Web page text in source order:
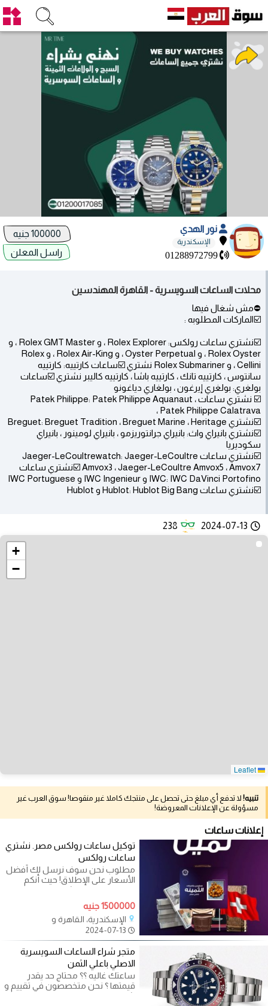
نور الهدي
الإسكندرية
01288972799
راسل المعلن
محلات الساعات السويسرية - القاهرة المهندسين
⛔مش شغال فيها
☑️الماركات المطلوبه :
☑️نشتري ساعات رولكس: Rolex Explorer ، و Rolex GMT Master ، و
Rolex Oyster ، و Oyster Perpetual ، و Rolex Air-King ، و Rolex
Cellini ، و Rolex Submariner نشتري ☑️ساعات كارتييه: كارتييه
سانتوس ، كارتييه تانك ، كارتييه باشا ، كارتييه كاليبر نشتري ☑️ساعات
بولغري: بولغري إيرغون ، بولغاري دياغونو
☑️ نشتري ساعات Patek Philippe: Patek Philippe Aquanaut ،
Patek Philippe Calatrava ،
☑️نشتري Breguet: Breguet Tradition ، Breguet Marine ، Heritage
☑️نشتري بانيراي واث: بانيراي جرانتوريزمو ، بانيراي لومينور ، بانيراي
سكوديريا
☑️نشتري ساعات Jaeger-LeCoultrewatch: Jaeger-LeCoultre
Amvox3 ، Jaeger-LeCoultre Amvox5 ، Amvox7 ☑️نشتري ساعات
IWC: IWC DaVinci Portofino و IWC Ingenieur و IWC Portuguese
☑️نشتري ساعات Hublot: Hublot Big Bang و Hublot
2024-07-13
238
+
−
تنبيه! لا تدفع أي مبلغ حتى تحصل على منتجك كاملا غير منقوصا! سوق العرب غير
مسؤولة عن الإعلانات المعروضة!
إعلانات ساعات
توكيل ساعات رولكس مصر. نشتري
ساعات رولكس
مطلوب نحن سوف نرسل لك أفضل
الأسعار على الإطلاق! حيث أنكم
ستقومون ببيع وشراء من خلال
فروعنا أو
1500000 جنيه
الإسكندرية، القاهرة و
متجر شراء الساعات السويسرية
الاصلي باعلي الثمن
ساعتك غاليه ؟؟ محتاج حد يقدر
قيمتها ؟ نحن متخصصون في تقييم و
شراء الساعات السويسرية الاصليه